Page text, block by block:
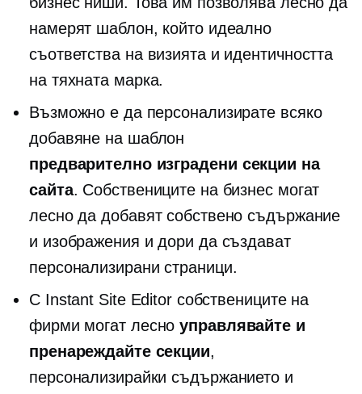
намерят шаблон, който идеално
съответства на визията и идентичността
на тяхната марка.
Възможно е да персонализирате всяко
добавяне на шаблон
предварително изградени секции на
сайта. Собствениците на бизнес могат
лесно да добавят собствено съдържание
и изображения и дори да създават
персонализирани страници.
С Instant Site Editor собствениците на
фирми могат лесноуправлявайте и
пренареждайте секции,
персонализирайки съдържанието и